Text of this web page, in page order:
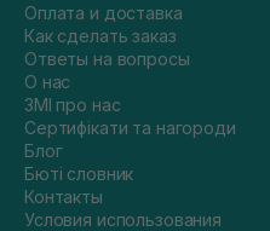
Оплата и доставка
Как сделать заказ
Ответы на вопросы
О нас
ЗМІ про нас
Сертифікати та нагороди
Блог
Бюті словник
Контакты
Условия использования